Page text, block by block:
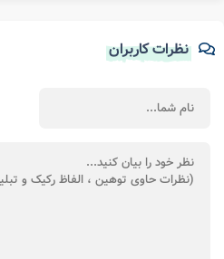
نظرات کاربران